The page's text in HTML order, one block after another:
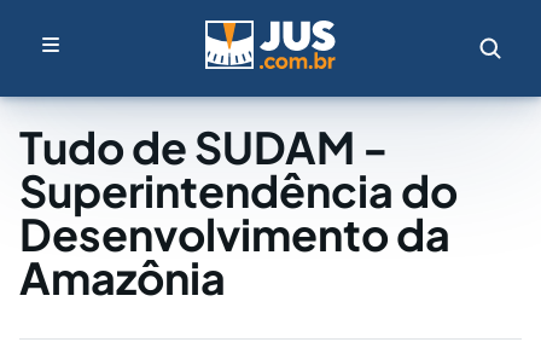
Tudo de SUDAM -
Superintendência do
Desenvolvimento da
Amazônia